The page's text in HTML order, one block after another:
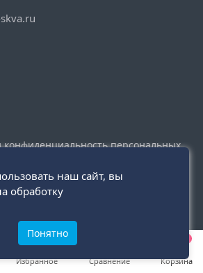
0
Избранное Сравнение Корзина
персональных
наш сайт, вы
обработку
Понятно